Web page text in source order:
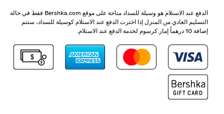
الدفع عند الاستلام هو وسيلة للسداد متاحة على موقع Bershka.com فقط في حالة
التسليم العادي من المنزل إذا اخترت الدفع عند الاستلام كوسيلة للسداد، ستتم
إضافة 10 درهماً إمار كرسوم لخدمة الدفع عند الاستلام.